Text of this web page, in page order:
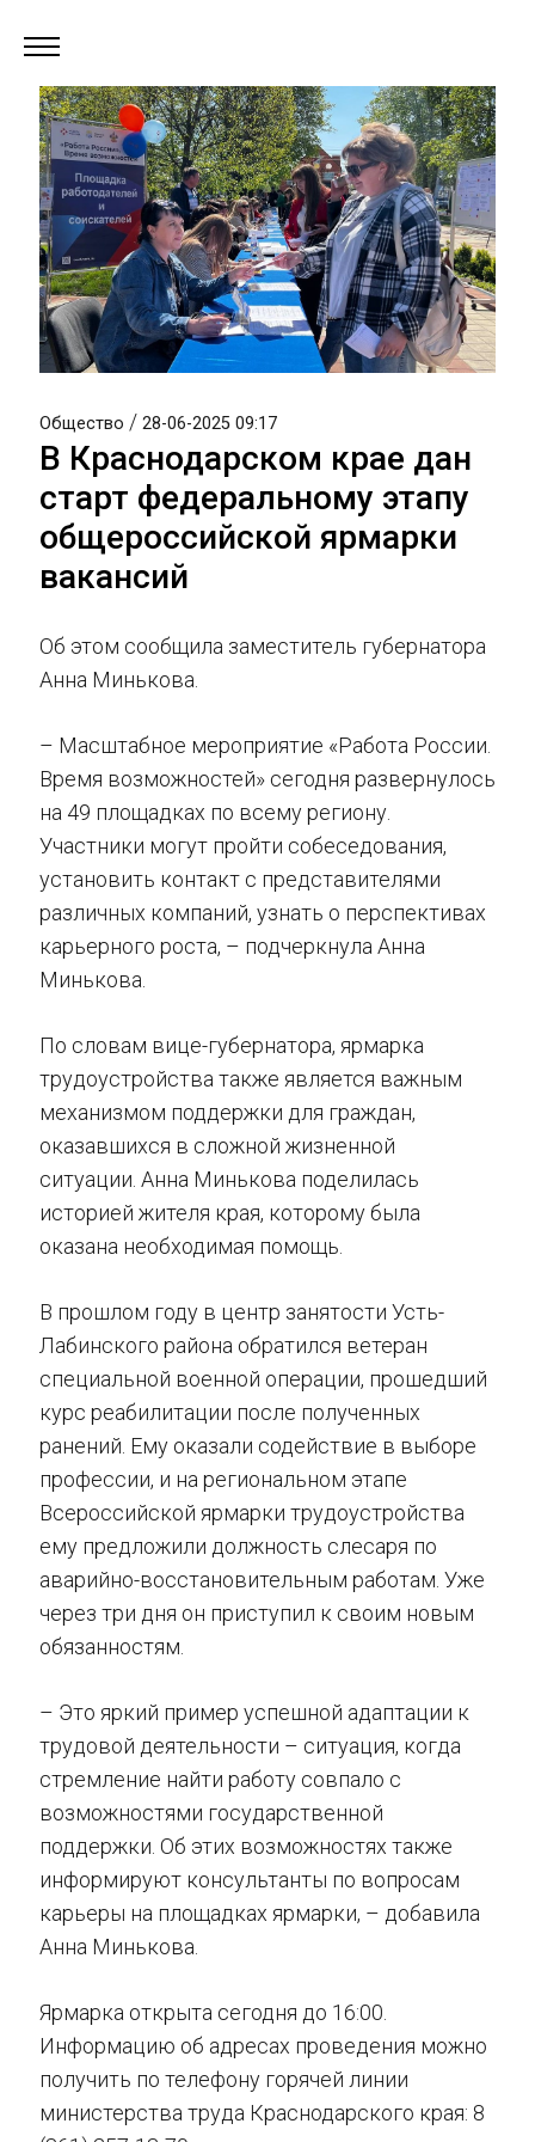
Общество / 28-06-2025 09:17
В Краснодарском крае дан
старт федеральному этапу
общероссийской ярмарки
вакансий
Об этом сообщила заместитель губернатора
Анна Минькова.
– Масштабное мероприятие «Работа России.
Время возможностей» сегодня развернулось
на 49 площадках по всему региону.
Участники могут пройти собеседования,
установить контакт с представителями
различных компаний, узнать о перспективах
карьерного роста, – подчеркнула Анна
Минькова.
По словам вице-губернатора, ярмарка
трудоустройства также является важным
механизмом поддержки для граждан,
оказавшихся в сложной жизненной
ситуации. Анна Минькова поделилась
историей жителя края, которому была
оказана необходимая помощь.
В прошлом году в центр занятости Усть-
Лабинского района обратился ветеран
специальной военной операции, прошедший
курс реабилитации после полученных
ранений. Ему оказали содействие в выборе
профессии, и на региональном этапе
Всероссийской ярмарки трудоустройства
ему предложили должность слесаря по
аварийно-восстановительным работам. Уже
через три дня он приступил к своим новым
обязанностям.
– Это яркий пример успешной адаптации к
трудовой деятельности – ситуация, когда
стремление найти работу совпало с
возможностями государственной
поддержки. Об этих возможностях также
информируют консультанты по вопросам
карьеры на площадках ярмарки, – добавила
Анна Минькова.
Ярмарка открыта сегодня до 16:00.
Информацию об адресах проведения можно
получить по телефону горячей линии
министерства труда Краснодарского края: 8